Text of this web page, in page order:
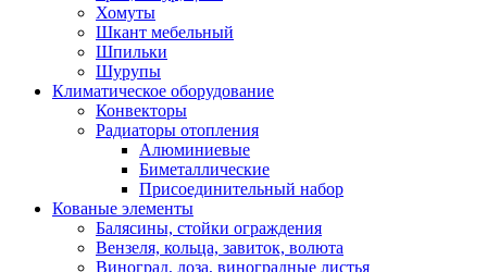
Хомуты
Шкант мебельный
Шпильки
Шурупы
Климатическое оборудование
Конвекторы
Радиаторы отопления
Алюминиевые
Биметаллические
Присоединительный набор
Кованые элементы
Балясины, стойки ограждения
Вензеля, кольца, завиток, волюта
Виноград, лоза, виноградные листья